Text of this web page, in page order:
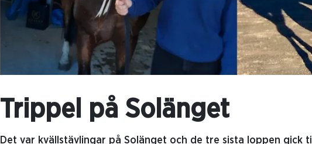
Trippel på Solänget
Det var kvällstävlingar på Solänget och de tre sista loppen gick